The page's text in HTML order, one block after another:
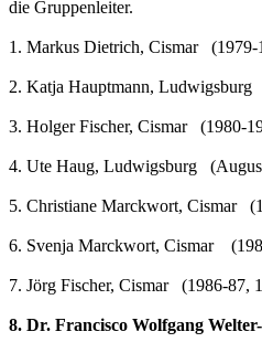
die Gruppenleiter.
1. Markus Dietrich, Cismar (1979-
2. Katja Hauptmann,
3. Holger Fischer, Cismar (1980-
4. Ute Haug, Ludwigsburg
5. Christiane Marckwort, Cismar
6. Svenja Marckwort, Cismar
7. Jörg Fischer, Cismar (1986-87,
8. Dr. Francisco Wolfgang